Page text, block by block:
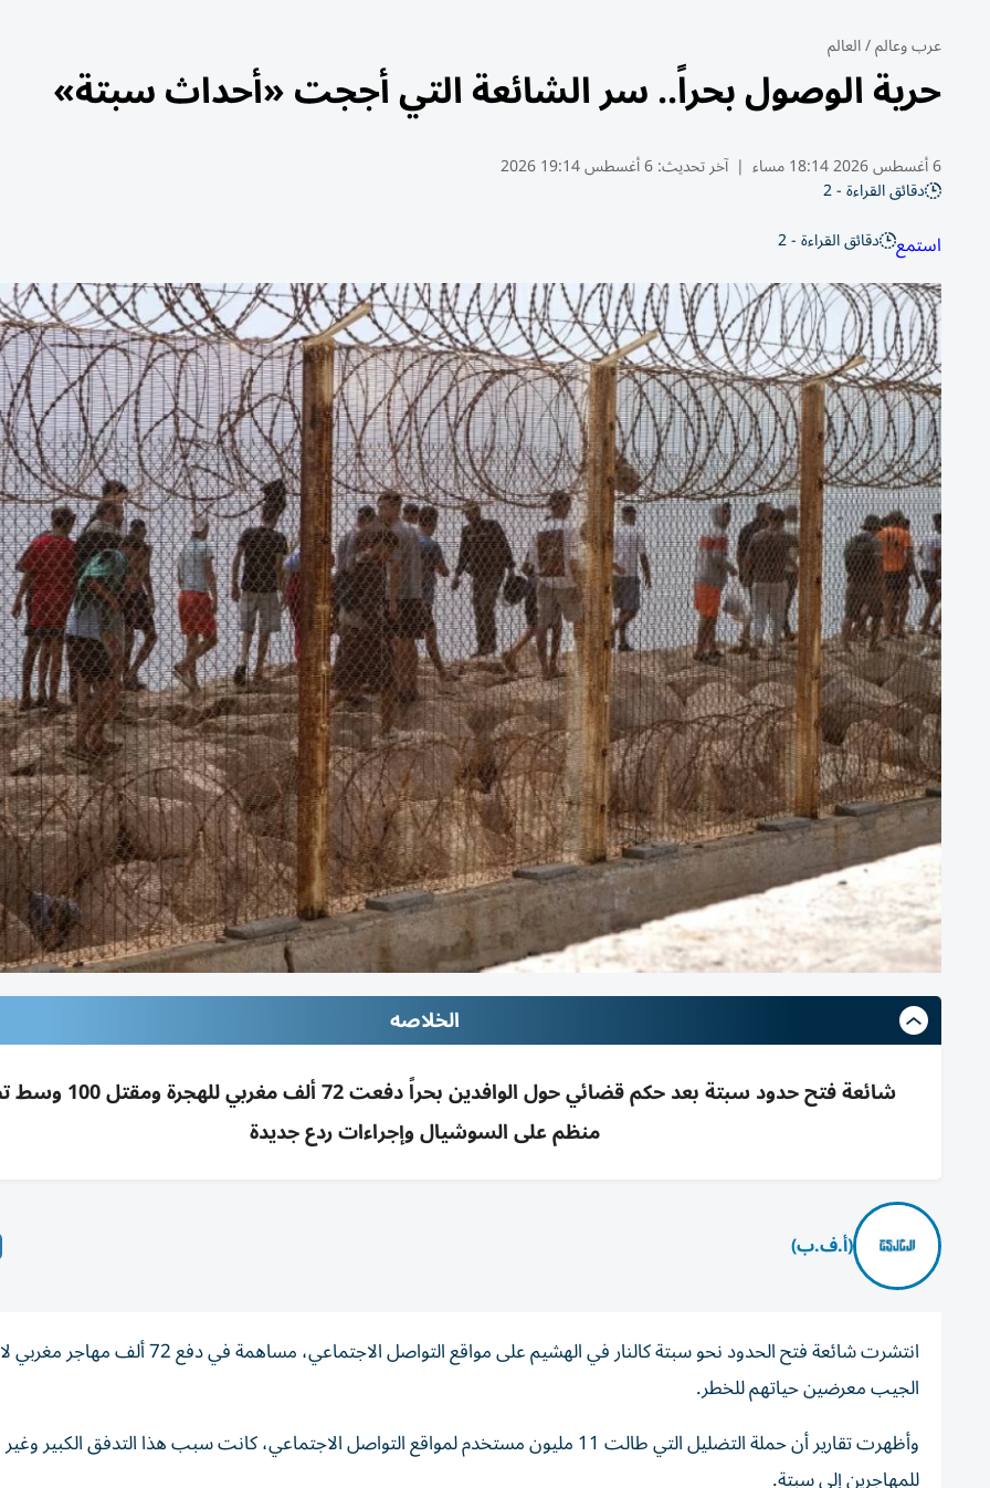
عرب وعالم/العالم
حرية الوصول بحراً.. سر الشائعة التي أججت «أحداث سبتة»
6 أغسطس 2026 18:14 مساء | آخر تحديث:6 أغسطس 19:14 2026
دقائق القراءة - 2
استمع دقائق القراءة - 2
الخلاصه
شائعة فتح حدود سبتة بعد حكم قضائي حول الوافدين
منظم على السوشيال وإجراءات ردع جديدة
(أ.ف.ب)
انتشرت شائعة فتح الحدود نحو سبتة كالنار في الهشيم على مواقع التواصل الاجتماعي، مساهمة
الجيب معرضين حياتهم للخطر.
وأظهرت تقارير أن حملة التضليل التي طالت 11 مليون مستخدم لمواقع التواصل الاجتماعي، كانت سبب هذا التدفق